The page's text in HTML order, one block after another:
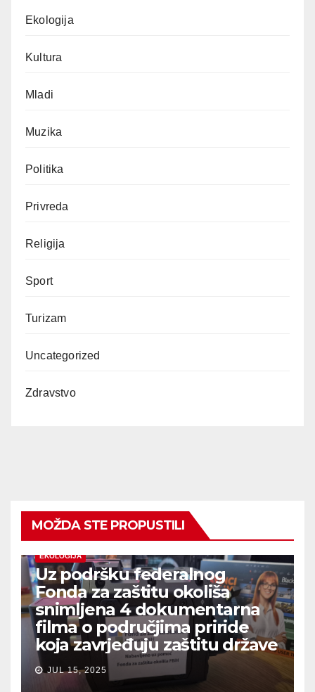
Ekologija
Kultura
Mladi
Muzika
Politika
Privreda
Religija
Sport
Turizam
Uncategorized
Zdravstvo
MOŽDA STE PROPUSTILI
EKOLOGIJA
Uz podršku federalnog
Fonda za zaštitu okoliša
snimljena 4 dokumentarna
filma o područjima priride
koja zavrjeđuju zaštitu države
JUL 15, 2025